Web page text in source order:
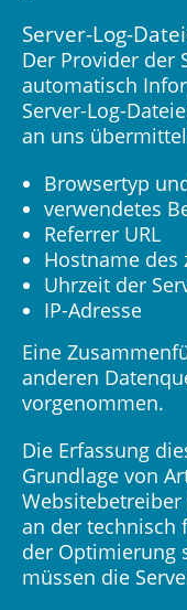
Server-Log-
Der Provider der
automatisch
Server-Log-
an uns
Browsertyp
verwendetes
Referrer URL
Hostname des
Uhrzeit der
IP-Adresse
Eine
anderen
vorgenommen.
Die Erfassung
Grundlage von
an der technisch
der Optimierung
müssen die